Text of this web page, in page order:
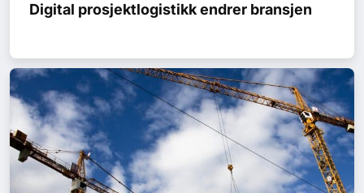
Digital prosjektlogistikk endrer bransjen